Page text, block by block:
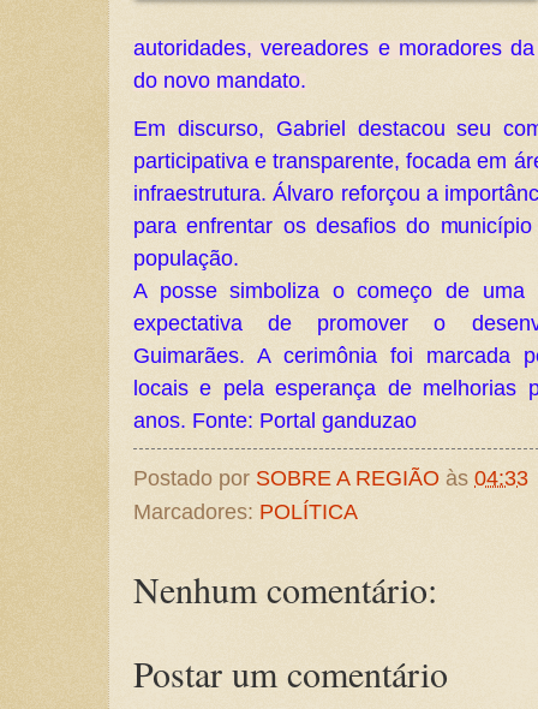
autoridades, vereadores e moradores
do novo mandato.
Em discurso, Gabriel destacou seu
participativa e transparente, focada em
infraestrutura. Álvaro reforçou a
para enfrentar os desafios do
população.
A posse simboliza o começo de uma
expectativa de promover o
Guimarães. A cerimônia foi marcada
locais e pela esperança de melhorias
anos. Fonte: Portal ganduzao
Postado por SOBRE A REGIÃO às 04:33
Marcadores: POLÍTICA
Nenhum comentário:
Postar um comentário